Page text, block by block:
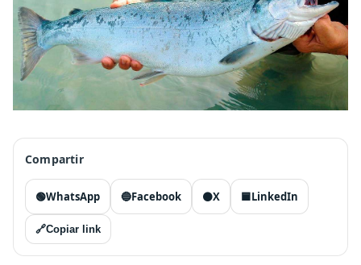
Compartir
🟢WhatsApp 🔵Facebook ⚫X 🟦LinkedIn
🔗Copiar link